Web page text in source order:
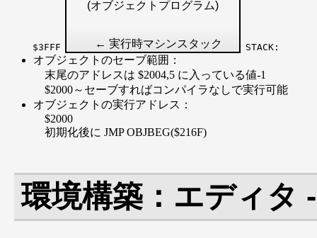
(オブジェクトプログラム)
← 実行時マシンスタック
$3FFF STACK:
オブジェクトのセーブ範囲：
末尾のアドレスは $2004,5 に入っている値-1
$2000～セーブすればコンパイラなしで実行可能
オブジェクトの実行アドレス：
$2000
初期化後に JMP OBJBEG($216F)
環境構築：エディタ